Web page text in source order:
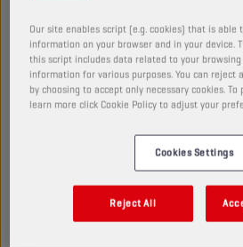
Our site enables script (e.g. cookies) that is able
information on your browser and in your device.
this script includes data related to your
information for various purposes. You can reject
by choosing to accept only necessary cookies.
learn more click Cookie Policy to adjust your
Cookies Settings
Reject All